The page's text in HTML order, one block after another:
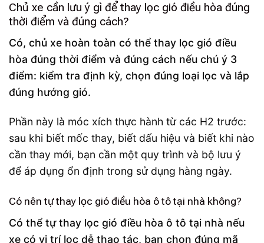
Chủ xe cần lưu ý gì để thay lọc gió điều hòa đúng
thời điểm và đúng cách?
Có, chủ xe hoàn toàn có thể thay lọc gió điều
hòa đúng thời điểm và đúng cách nếu chú ý 3
điểm: kiểm tra định kỳ, chọn đúng loại lọc và lắp
đúng hướng gió.
Phần này là móc xích thực hành từ các H2 trước:
sau khi biết mốc thay, biết dấu hiệu và biết khi nào
cần thay mới, bạn cần một quy trình và bộ lưu ý
để áp dụng ổn định trong sử dụng hàng ngày.
Có nên tự thay lọc gió điều hòa ô tô tại nhà không?
Có thể tự thay lọc gió điều hòa ô tô tại nhà nếu
xe có vị trí lọc dễ thao tác, bạn chọn đúng mã